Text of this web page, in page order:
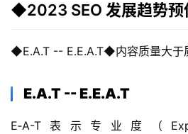
◆2023 SEO 发展趋势预
◆E.A.T -- E.E.A.T◆内容质量大
E.A.T -- E.E.A.T
E‑A-T表示专业度（